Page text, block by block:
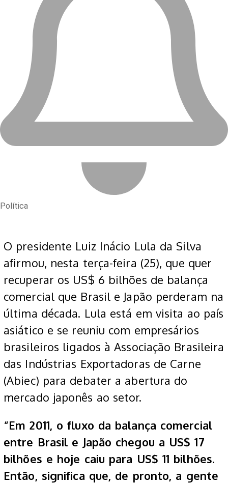
Política
O presidente Luiz Inácio Lula da Silva
afirmou, nesta terça-feira (25), que quer
recuperar os US$ 6 bilhões de balança
comercial que Brasil e Japão perderam na
última década. Lula está em visita ao país
asiático e se reuniu com empresários
brasileiros ligados à Associação Brasileira
das Indústrias Exportadoras de Carne
(Abiec) para debater a abertura do
mercado japonês ao setor.
“Em 2011, o fluxo da balança comercial
entre Brasil e Japão chegou a US$ 17
bilhões e hoje caiu para US$ 11 bilhões.
Então, significa que, de pronto, a gente